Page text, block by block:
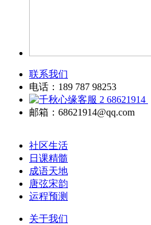
联系我们
电话：189 787 98253
68621914
邮箱：68621914@qq.com
社区生活
日课精髓
成语天地
唐弦宋韵
运程预测
关于我们